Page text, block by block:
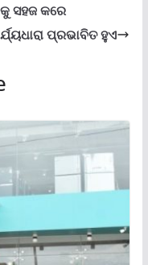
ସହଜ କରେ
ପ୍ରଭାବିତ ହୁଏ